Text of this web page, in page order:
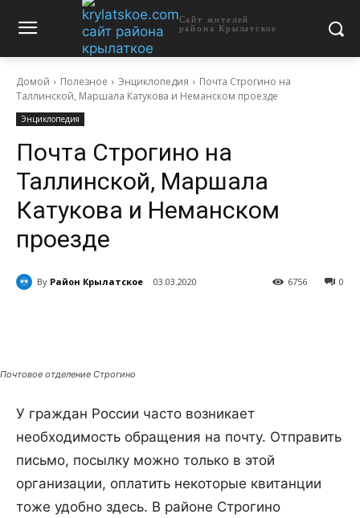
Сайт жителей
района Крылатское
Домой Полезное Энциклопедия
Почта Строгино на
Таллинской, Маршала Катукова и Неманском проезде
Энциклопедия
Почта Строгино на
Таллинской, Маршала
Катукова и Неманском
проезде
By Район Крылатское 03.03.2020 0
6756
Почтовое отделение Строгино
У граждан России часто возникает
необходимость обращения на почту. Отправить
письмо, посылку можно только в этой
организации, оплатить некоторые квитанции
тоже удобно здесь. В районе Строгино